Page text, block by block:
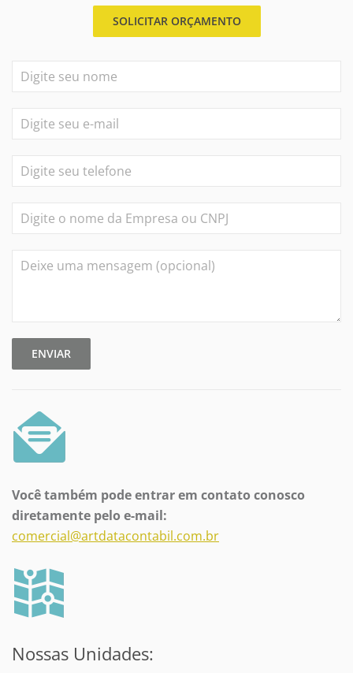
SOLICITAR ORÇAMENTO
ENVIAR
Você também pode entrar em contato conosco
diretamente pelo e-mail:
comercial@artdatacontabil.com.br
Nossas Unidades: